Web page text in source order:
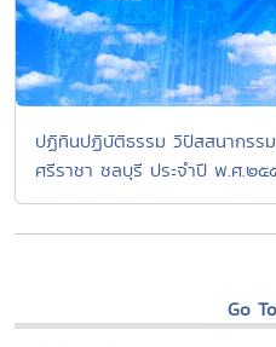
ปฏิทินปฏิบัติธรรม วิปัสสนากรร
ศรีราชา ชลบุรี ประจำปี พ.ศ.๒๕
Go